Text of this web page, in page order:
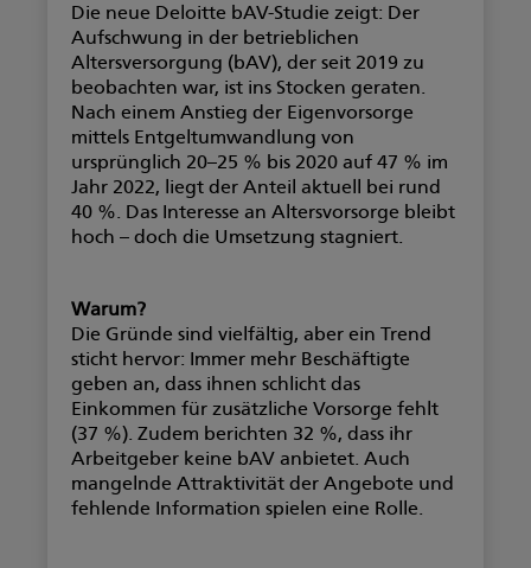
Die neue Deloitte bAV-Studie zeigt: Der
Aufschwung in der betrieblichen
Altersversorgung (bAV), der seit 2019 zu
beobachten war, ist ins Stocken geraten.
Nach einem Anstieg der Eigenvorsorge
mittels Entgeltumwandlung von
ursprünglich 20–25 % bis 2020 auf 47 % im
Jahr 2022, liegt der Anteil aktuell bei rund
40 %. Das Interesse an Altersvorsorge bleibt
hoch – doch die Umsetzung stagniert.
Warum?
Die Gründe sind vielfältig, aber ein Trend
sticht hervor: Immer mehr Beschäftigte
geben an, dass ihnen schlicht das
Einkommen für zusätzliche Vorsorge fehlt
(37 %). Zudem berichten 32 %, dass ihr
Arbeitgeber keine bAV anbietet. Auch
mangelnde Attraktivität der Angebote und
fehlende Information spielen eine Rolle.